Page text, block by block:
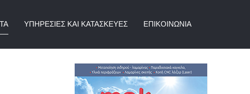
ΥΠΗΡΕΣΊΕΣ ΚΑΙ ΚΑΤΑΣΚΕΥΈΣ ΕΠΙΚΟΙΝΩΝΊΑ